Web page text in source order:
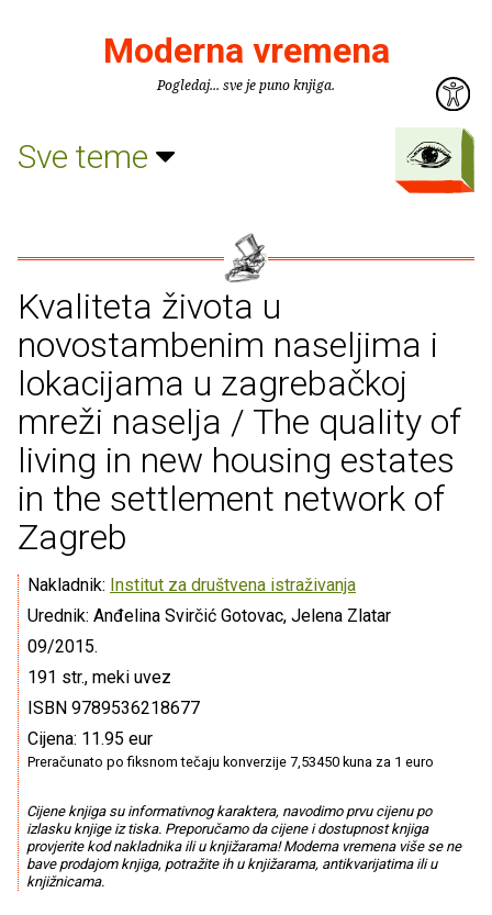
Moderna vremena
Pogledaj... sve je puno knjiga.
Sve teme
Kvaliteta života u
novostambenim naseljima i
lokacijama u zagrebačkoj
mreži naselja / The quality of
living in new housing estates
in the settlement network of
Zagreb
Nakladnik: Institut za društvena istraživanja
Urednik: Anđelina Svirčić Gotovac, Jelena Zlatar
09/2015.
191 str., meki uvez
ISBN 9789536218677
Cijena: 11.95 eur
Preračunato po fiksnom tečaju konverzije 7,53450 kuna za 1 euro
Cijene knjiga su informativnog karaktera, navodimo prvu cijenu po
izlasku knjige iz tiska. Preporučamo da cijene i dostupnost knjiga
provjerite kod nakladnika ili u knjižarama! Moderna vremena više se ne
bave prodajom knjiga, potražite ih u knjižarama, antikvarijatima ili u
knjižnicama.